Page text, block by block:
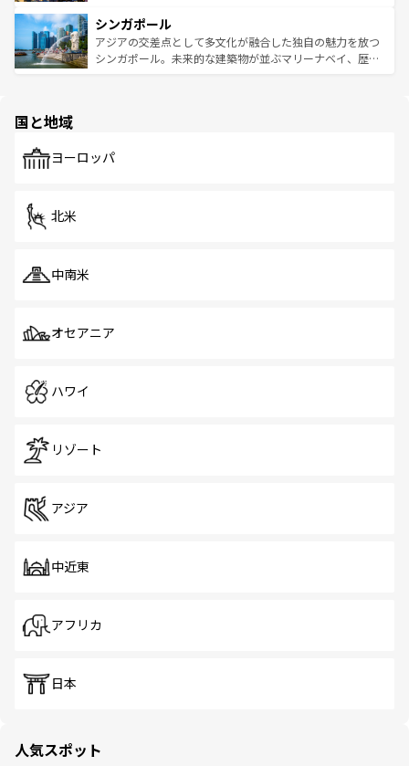
参照してほしい。
激する。気候は一年中温暖で、どの季節にも異なる楽しみ
が待っている。親しみやすいタイの人々、仏教を中心とし
た文化、そして多様な観光資源が、訪れる旅人を魅了し続
み、どこを訪れても感動するはず。観光スポットが密集し
ており、効率よく見どころを回れるのも魅力。息をのむよ
うな絶景から文化的な体験まで、香港を存分に楽しみ尽く
シンガポール
アジアの交差点として多文化が融合した独自の魅力を放つ
シンガポール。未来的な建築物が並ぶマリーナベイ、歴史
で、ホーカーズは地元の風情を楽しめる外せないスポット
国と地域
ヨーロッパ
北米
中南米
オセアニア
ハワイ
リゾート
アジア
中近東
アフリカ
日本
人気スポット